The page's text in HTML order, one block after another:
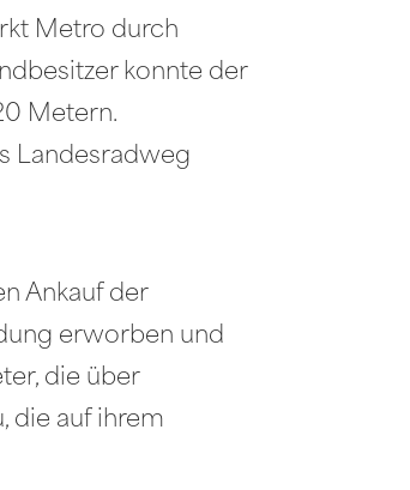
Metro durch
konnte der
Metern.
Landesradweg
Ankauf der
erworben und
die über
die auf ihrem